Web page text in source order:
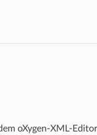
oXygen-XML-